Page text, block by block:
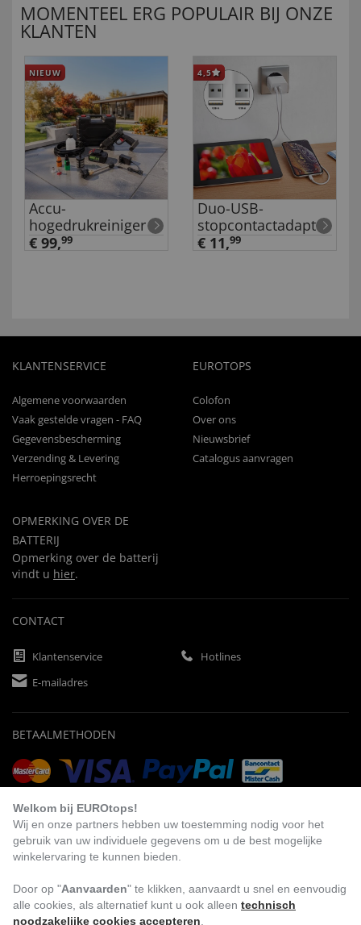
MOMENTEEL ERG POPULAIR BIJ ONZE
KLANTEN
NIEUW
Accu-
hogedrukreiniger
€ 99,99
4,5
Duo-USB-
stopcontactadapter
€ 11,99
KLANTENSERVICE
Algemene voorwaarden
Vaak gestelde vragen - FAQ
Gegevensbescherming
Verzending & Levering
Herroepingsrecht
OPMERKING OVER DE
BATTERIJ
Opmerking over de batterij
vindt u hier.
EUROTOPS
Colofon
Over ons
Nieuwsbrief
Catalogus aanvragen
CONTACT
Klantenservice
Hotlines
E-mailadres
BETAALMETHODEN
BEZOEK ONS
Welkom bij EUROtops!
Wij en onze partners hebben uw toestemming nodig voor het
gebruik van uw individuele gegevens om u de best mogelijke
winkelervaring te kunnen bieden.
Door op "Aanvaarden" te klikken, aanvaardt u snel en eenvoudig
alle cookies, als alternatief kunt u ook alleen technisch
noodzakelijke cookies accepteren